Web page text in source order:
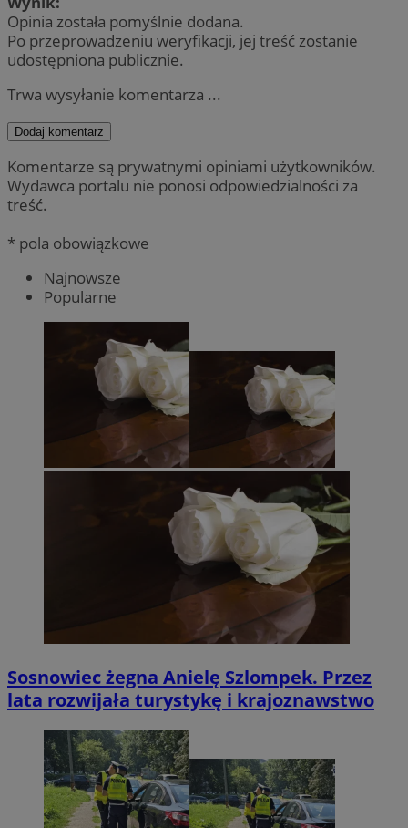
Opinia została pomyślnie dodana.
Po przeprowadzeniu weryfikacji, jej treść zostanie
udostępniona publicznie.
Trwa wysyłanie komentarza ...
Dodaj komentarz
Komentarze są prywatnymi opiniami użytkowników.
Wydawca portalu nie ponosi odpowiedzialności za
treść.
* pola obowiązkowe
Najnowsze
Popularne
Sosnowiec żegna Anielę Szlompek. Przez
lata rozwijała turystykę i krajoznawstwo